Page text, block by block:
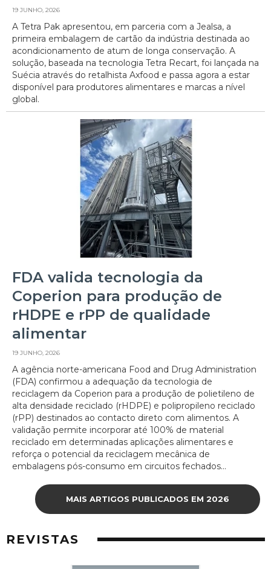
19 JUNHO, 2026
A Tetra Pak apresentou, em parceria com a Jealsa, a
primeira embalagem de cartão da indústria destinada ao
acondicionamento de atum de longa conservação. A
solução, baseada na tecnologia Tetra Recart, foi lançada na
Suécia através do retalhista Axfood e passa agora a estar
disponível para produtores alimentares e marcas a nível
global.
FDA valida tecnologia da
Coperion para produção de
rHDPE e rPP de qualidade
alimentar
19 JUNHO, 2026
A agência norte-americana Food and Drug Administration
(FDA) confirmou a adequação da tecnologia de
reciclagem da Coperion para a produção de polietileno de
alta densidade reciclado (rHDPE) e polipropileno reciclado
(rPP) destinados ao contacto direto com alimentos. A
validação permite incorporar até 100% de material
reciclado em determinadas aplicações alimentares e
reforça o potencial da reciclagem mecânica de
embalagens pós-consumo em circuitos fechados...
MAIS ARTIGOS PUBLICADOS EM 2026
REVISTAS